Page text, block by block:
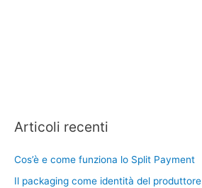
Articoli recenti
Cos’è e come funziona lo Split Payment
Il packaging come identità del produttore